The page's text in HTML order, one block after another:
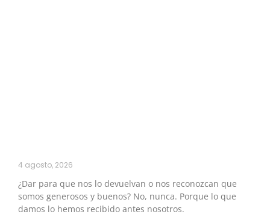
4 agosto, 2026
¿Dar para que nos lo devuelvan o nos reconozcan que
somos generosos y buenos? No, nunca. Porque lo que
damos lo hemos recibido antes nosotros.